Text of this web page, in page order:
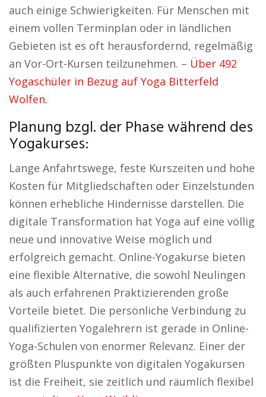
auch einige Schwierigkeiten. Für Menschen mit
einem vollen Terminplan oder in ländlichen
Gebieten ist es oft herausfordernd, regelmäßig
an Vor-Ort-Kursen teilzunehmen. – Über 492
Yogaschüler in Bezug auf Yoga Bitterfeld
Wolfen.
Planung bzgl. der Phase während des
Yogakurses:
Lange Anfahrtswege, feste Kurszeiten und hohe
Kosten für Mitgliedschaften oder Einzelstunden
können erhebliche Hindernisse darstellen. Die
digitale Transformation hat Yoga auf eine völlig
neue und innovative Weise möglich und
erfolgreich gemacht. Online-Yogakurse bieten
eine flexible Alternative, die sowohl Neulingen
als auch erfahrenen Praktizierenden große
Vorteile bietet. Die persönliche Verbindung zu
qualifizierten Yogalehrern ist gerade in Online-
Yoga-Schulen von enormer Relevanz. Einer der
größten Pluspunkte von digitalen Yogakursen
ist die Freiheit, sie zeitlich und räumlich flexibel